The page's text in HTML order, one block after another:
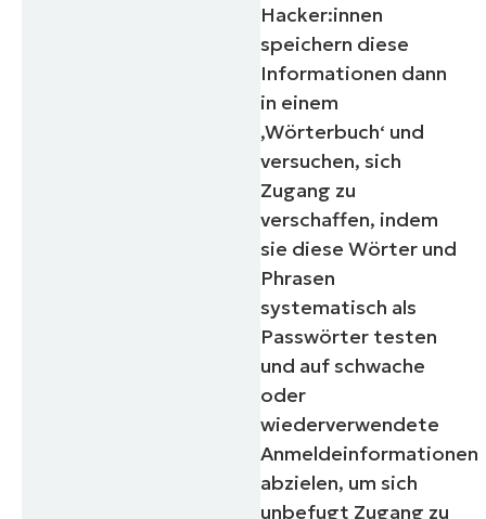
Hacker:innen
speichern diese
Informationen dann
in einem
‚Wörterbuch‘ und
versuchen, sich
Zugang zu
verschaffen, indem
sie diese Wörter und
Phrasen
systematisch als
Passwörter testen
und auf schwache
oder
wiederverwendete
Anmeldeinformationen
abzielen, um sich
unbefugt Zugang zu